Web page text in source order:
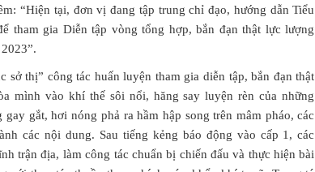
“Hiện tại, đơn vị đang tập trung chỉ đạo, hướng dẫn Tiểu
tham gia Diễn tập vòng tổng hợp, bắn đạn thật lực lượng
sở thị” công tác huấn luyện tham gia diễn tập, bắn đạn thật
mình vào khí thế sôi nổi, hăng say luyện rèn của những
gắt, hơi nóng phả ra hầm hập song trên mâm pháo, các
các nội dung. Sau tiếng kẻng báo động vào cấp 1, các
trận địa, làm công tác chuẩn bị chiến đấu và thực hiện bài